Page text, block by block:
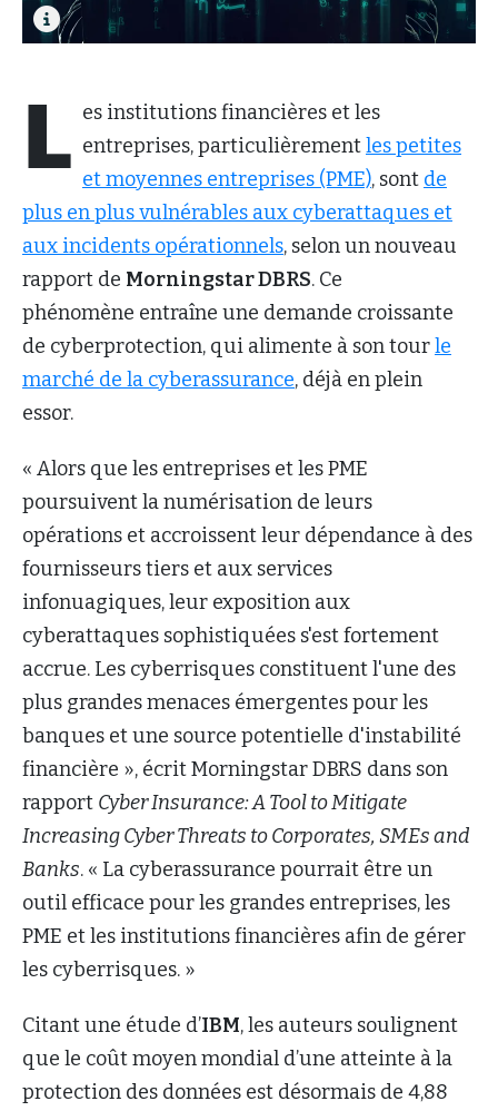
L es institutions financières et les
entreprises, particulièrementles petites
et moyennes entreprises (PME), sont de
plus en plus vulnérables aux cyberattaques et
aux incidents opérationnels, selon un nouveau
rapport de Morningstar DBRS. Ce
phénomène entraîne une demande croissante
de cyberprotection, qui alimente à son tourle
marché de la cyberassurance, déjà en plein
essor.
« Alors que les entreprises et les PME
poursuivent la numérisation de leurs
opérations et accroissent leur dépendance à des
fournisseurs tiers et aux services
infonuagiques, leur exposition aux
cyberattaques sophistiquées s'est fortement
accrue. Les cyberrisques constituent l'une des
plus grandes menaces émergentes pour les
banques et une source potentielle d'instabilité
financière », écrit Morningstar DBRS dans son
rapport Cyber Insurance: A Tool to Mitigate
Increasing Cyber Threats to Corporates, SMEs and
Banks. « La cyberassurance pourrait être un
outil efficace pour les grandes entreprises, les
PME et les institutions financières afin de gérer
les cyberrisques. »
Citant une étude d’IBM, les auteurs soulignent
que le coût moyen mondial d’une atteinte à la
protection des données est désormais de 4,88